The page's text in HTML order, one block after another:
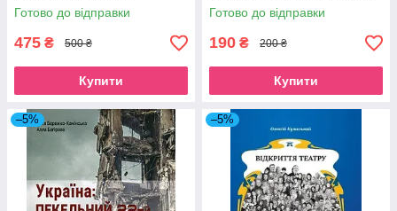
Готово до відправки
475 ₴ 500 ₴
Купити
Готово до відправки
190 ₴ 200 ₴
Купити
–5% –5%